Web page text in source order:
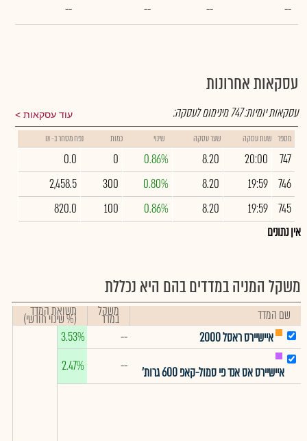
--
--
--
--
עסקאות אחרונות
עוד עסקאות עסקאות יומיות:747מינימום לעסקה:
מספר שעת עסקה שער עסקה שינוי כמות נפח מסחר ב- ₪
747
20:00
8.20
0.86%
0
0.0
746
19:59
8.20
0.80%
300
2,458.5
745
19:59
8.20
0.86%
100
820.0
אין נתונים
משקל המניה במדדים בהם היא נכללת
שם המדד משקל
במדד תשואת המדד
(% שינוי חודשי)
איישיירס ראסל 2000
--
3.53%
איישיירס אס אנד פי סמול-קאפ 600 גרות' --
2.47%